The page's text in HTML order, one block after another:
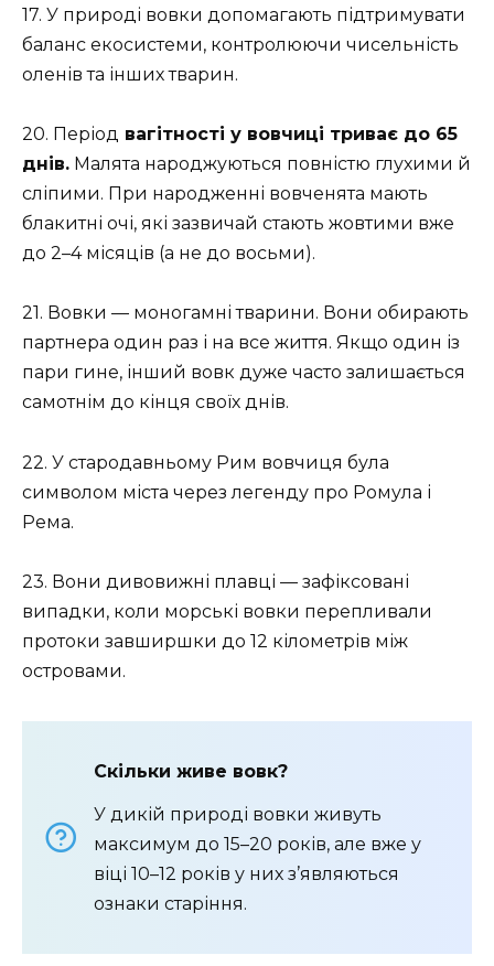
17. У природі вовки допомагають підтримувати
баланс екосистеми, контролюючи чисельність
оленів та інших тварин.
20. Період вагітності у вовчиці триває до 65
днів. Малята народжуються повністю глухими й
сліпими. При народженні вовченята мають
блакитні очі, які зазвичай стають жовтими вже
до 2–4 місяців (а не до восьми).
21. Вовки — моногамні тварини. Вони обирають
партнера один раз і на все життя. Якщо один із
пари гине, інший вовк дуже часто залишається
самотнім до кінця своїх днів.
22. У стародавньому Рим вовчиця була
символом міста через легенду про Ромула і
Рема.
23. Вони дивовижні плавці — зафіксовані
випадки, коли морські вовки перепливали
протоки завширшки до 12 кілометрів між
островами.
Скільки живе вовк?
У дикій природі вовки живуть
максимум до 15–20 років, але вже у
віці 10–12 років у них з’являються
ознаки старіння.